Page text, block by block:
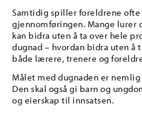
Samtidig spiller foreldrene
gjennomføringen. Mange lurer
kan bidra uten å ta over hele
dugnad – hvordan bidra uten å
både lærere, trenere og
Målet med dugnaden er
Den skal også gi barn og
og eierskap til innsatsen.